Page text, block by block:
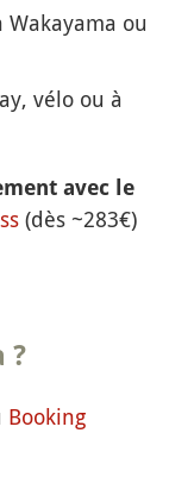
ou
vélo ou à
avec le
(dès ~283€)
?
Booking